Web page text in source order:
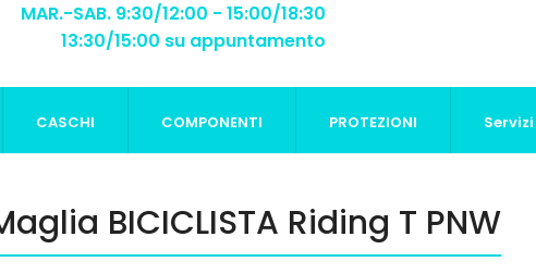
MAR.-SAB. 9:30/12:00 - 15:00/18:30
13:30/15:00 su appuntamento
CASCHI COMPONENTI PROTEZIONI Servizi
BICICLISTA Riding T PNW